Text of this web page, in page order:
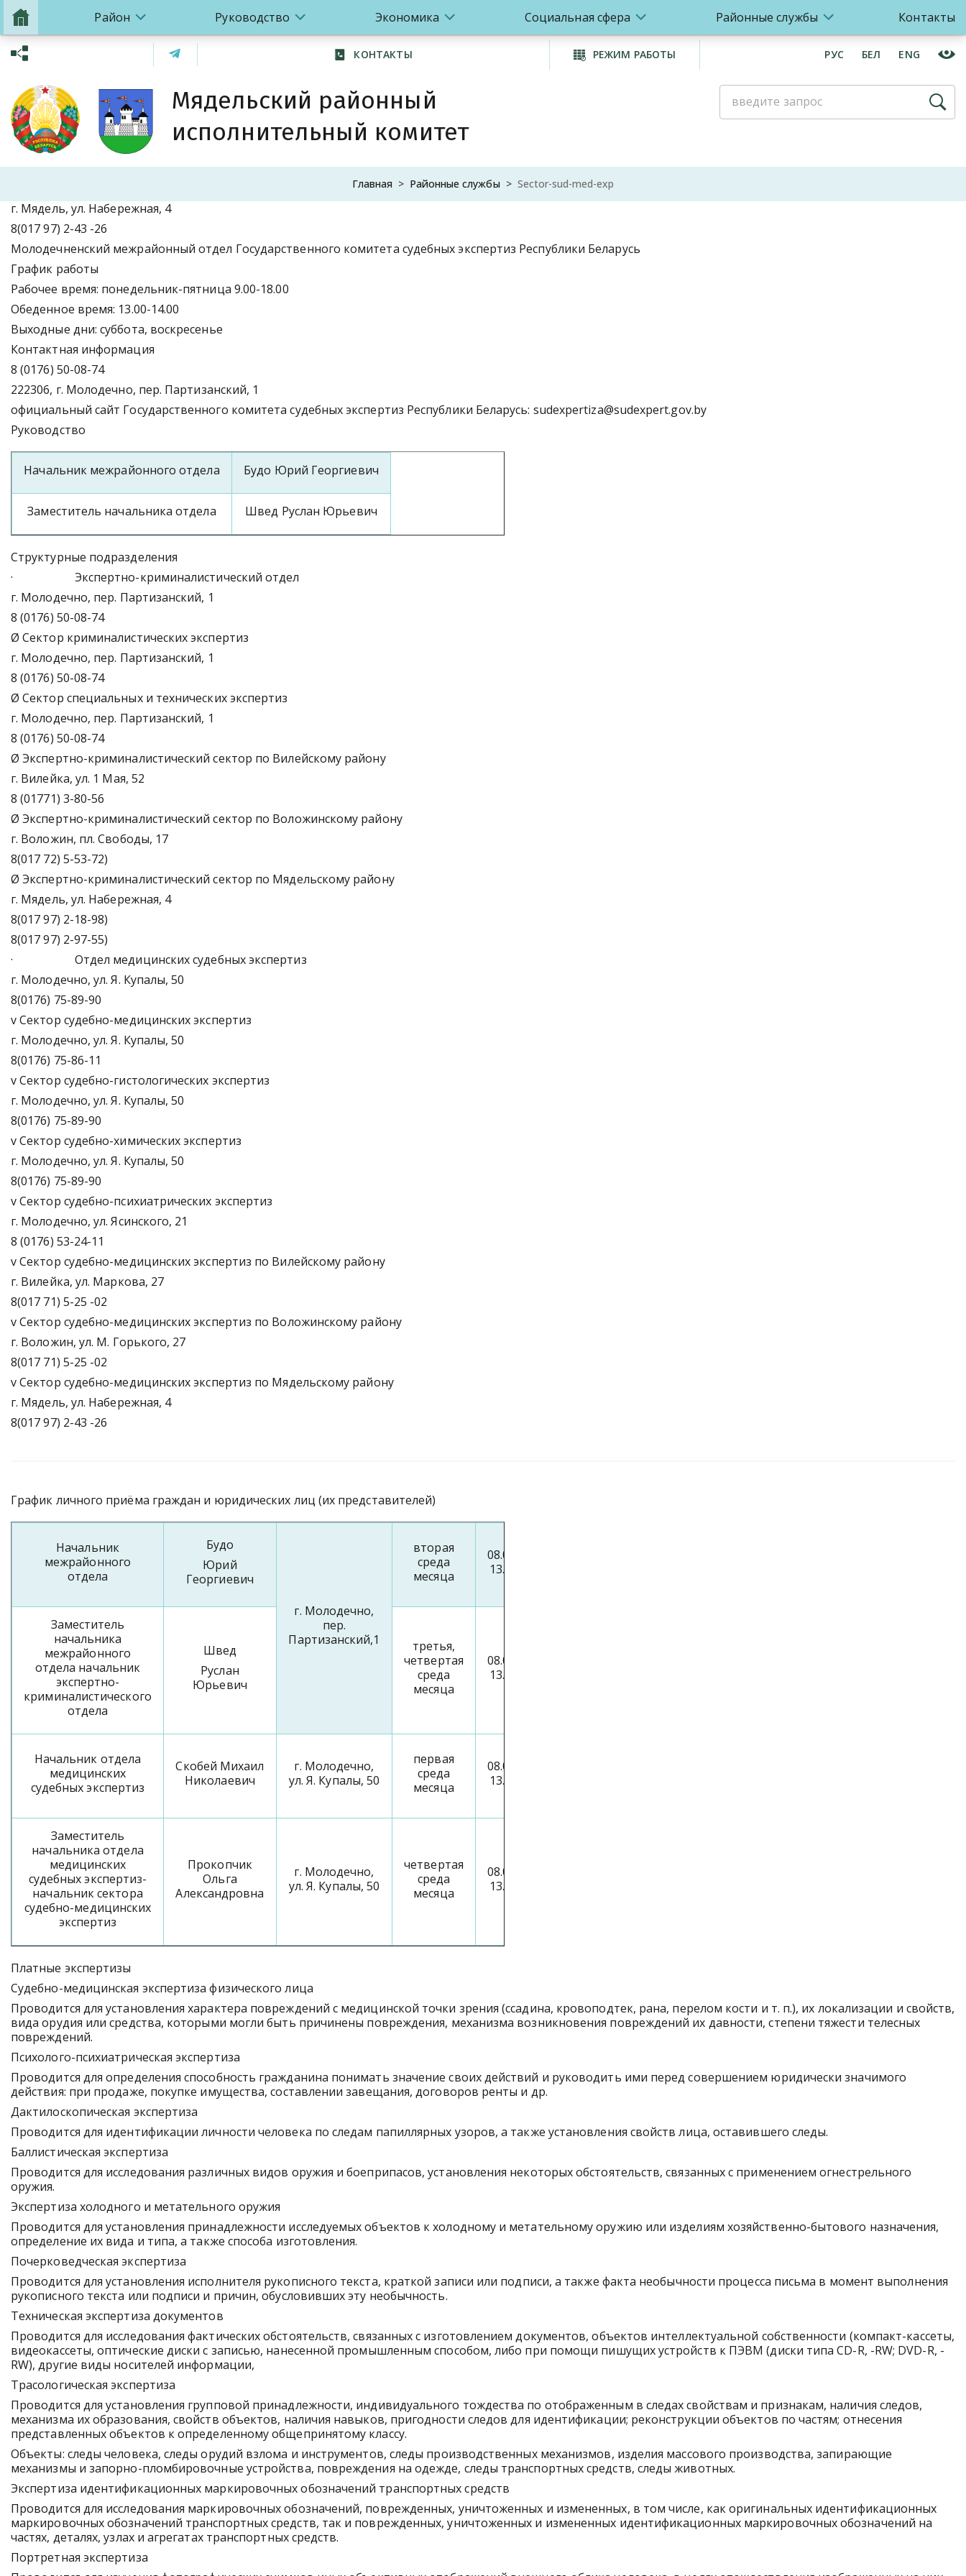
Район Руководство Экономика Социальная сфера Районные службы Контакты
КОНТАКТЫ РЕЖИМ РАБОТЫ РУС БЕЛ ENG
Мядельский районный
исполнительный комитет
Главная Районные службы Sector-sud-med-exp
г. Мядель, ул. Набережная, 4
8(017 97) 2-43 -26
Молодечненский межрайонный отдел Государственного комитета судебных экспертиз Республики Беларусь
График работы
Рабочее время: понедельник-пятница 9.00-18.00
Обеденное время: 13.00-14.00
Выходные дни: суббота, воскресенье
Контактная информация
8 (0176) 50-08-74
222306, г. Молодечно, пер. Партизанский, 1
официальный сайт Государственного комитета судебных экспертиз Республики Беларусь: sudexpertiza@sudexpert.gov.by
Руководство
Начальник межрайонного отдела Будо Юрий Георгиевич
Заместитель начальника отдела Швед Руслан Юрьевич
Структурные подразделения
· Экспертно-криминалистический отдел
г. Молодечно, пер. Партизанский, 1
8 (0176) 50-08-74
Ø Сектор криминалистических экспертиз
г. Молодечно, пер. Партизанский, 1
8 (0176) 50-08-74
Ø Сектор специальных и технических экспертиз
г. Молодечно, пер. Партизанский, 1
8 (0176) 50-08-74
Ø Экспертно-криминалистический сектор по Вилейскому району
г. Вилейка, ул. 1 Мая, 52
8 (01771) 3-80-56
Ø Экспертно-криминалистический сектор по Воложинскому району
г. Воложин, пл. Свободы, 17
8(017 72) 5-53-72)
Ø Экспертно-криминалистический сектор по Мядельскому району
г. Мядель, ул. Набережная, 4
8(017 97) 2-18-98)
8(017 97) 2-97-55)
· Отдел медицинских судебных экспертиз
г. Молодечно, ул. Я. Купалы, 50
8(0176) 75-89-90
v Сектор судебно-медицинских экспертиз
г. Молодечно, ул. Я. Купалы, 50
8(0176) 75-86-11
v Сектор судебно-гистологических экспертиз
г. Молодечно, ул. Я. Купалы, 50
8(0176) 75-89-90
v Сектор судебно-химических экспертиз
г. Молодечно, ул. Я. Купалы, 50
8(0176) 75-89-90
v Сектор судебно-психиатрических экспертиз
г. Молодечно, ул. Ясинского, 21
8 (0176) 53-24-11
v Сектор судебно-медицинских экспертиз по Вилейскому району
г. Вилейка, ул. Маркова, 27
8(017 71) 5-25 -02
v Сектор судебно-медицинских экспертиз по Воложинскому району
г. Воложин, ул. М. Горького, 27
8(017 71) 5-25 -02
v Сектор судебно-медицинских экспертиз по Мядельскому району
г. Мядель, ул. Набережная, 4
8(017 97) 2-43 -26
График личного приёма граждан и юридических лиц (их представителей)
Начальник
межрайонного
отдела
Будо
Юрий
Георгиевич
г. Молодечно,
пер.
Партизанский,1
вторая
среда
месяца
08.00-
13.00
Заместитель
начальника
межрайонного
отдела начальник
экспертно-
криминалистического
отдела
Швед
Руслан
Юрьевич
третья,
четвертая
среда
месяца
08.00-
13.00
Начальник отдела
медицинских
судебных экспертиз
Скобей Михаил
Николаевич
г. Молодечно,
ул. Я. Купалы, 50
первая
среда
месяца
08.00-
13.00
Заместитель
начальника отдела
медицинских
судебных экспертиз-
начальник сектора
судебно-медицинских
экспертиз
Прокопчик
Ольга
Александровна
г. Молодечно,
ул. Я. Купалы, 50
четвертая
среда
месяца
08.00-
13.00
Платные экспертизы
Судебно-медицинская экспертиза физического лица
Проводится для установления характера повреждений с медицинской точки зрения (ссадина, кровоподтек, рана, перелом кости и т. п.), их локализации и свойств,
вида орудия или средства, которыми могли быть причинены повреждения, механизма возникновения повреждений их давности, степени тяжести телесных
повреждений.
Психолого-психиатрическая экспертиза
Проводится для определения способность гражданина понимать значение своих действий и руководить ими перед совершением юридически значимого
действия: при продаже, покупке имущества, составлении завещания, договоров ренты и др.
Дактилоскопическая экспертиза
Проводится для идентификации личности человека по следам папиллярных узоров, а также установления свойств лица, оставившего следы.
Баллистическая экспертиза
Проводится для исследования различных видов оружия и боеприпасов, установления некоторых обстоятельств, связанных с применением огнестрельного
оружия.
Экспертиза холодного и метательного оружия
Проводится для установления принадлежности исследуемых объектов к холодному и метательному оружию или изделиям хозяйственно-бытового назначения,
определение их вида и типа, а также способа изготовления.
Почерковедческая экспертиза
Проводится для установления исполнителя рукописного текста, краткой записи или подписи, а также факта необычности процесса письма в момент выполнения
рукописного текста или подписи и причин, обусловивших эту необычность.
Техническая экспертиза документов
Проводится для исследования фактических обстоятельств, связанных с изготовлением документов, объектов интеллектуальной собственности (компакт-кассеты,
видеокассеты, оптические диски с записью, нанесенной промышленным способом, либо при помощи пишущих устройств к ПЭВМ (диски типа CD-R, -RW; DVD-R, -
RW), другие виды носителей информации,
Трасологическая экспертиза
Проводится для установления групповой принадлежности, индивидуального тождества по отображенным в следах свойствам и признакам, наличия следов,
механизма их образования, свойств объектов, наличия навыков, пригодности следов для идентификации; реконструкции объектов по частям; отнесения
представленных объектов к определенному общепринятому классу.
Объекты: следы человека, следы орудий взлома и инструментов, следы производственных механизмов, изделия массового производства, запирающие
механизмы и запорно-пломбировочные устройства, повреждения на одежде, следы транспортных средств, следы животных.
Экспертиза идентификационных маркировочных обозначений транспортных средств
Проводится для исследования маркировочных обозначений, поврежденных, уничтоженных и измененных, в том числе, как оригинальных идентификационных
маркировочных обозначений транспортных средств, так и поврежденных, уничтоженных и измененных идентификационных маркировочных обозначений на
частях, деталях, узлах и агрегатах транспортных средств.
Портретная экспертиза